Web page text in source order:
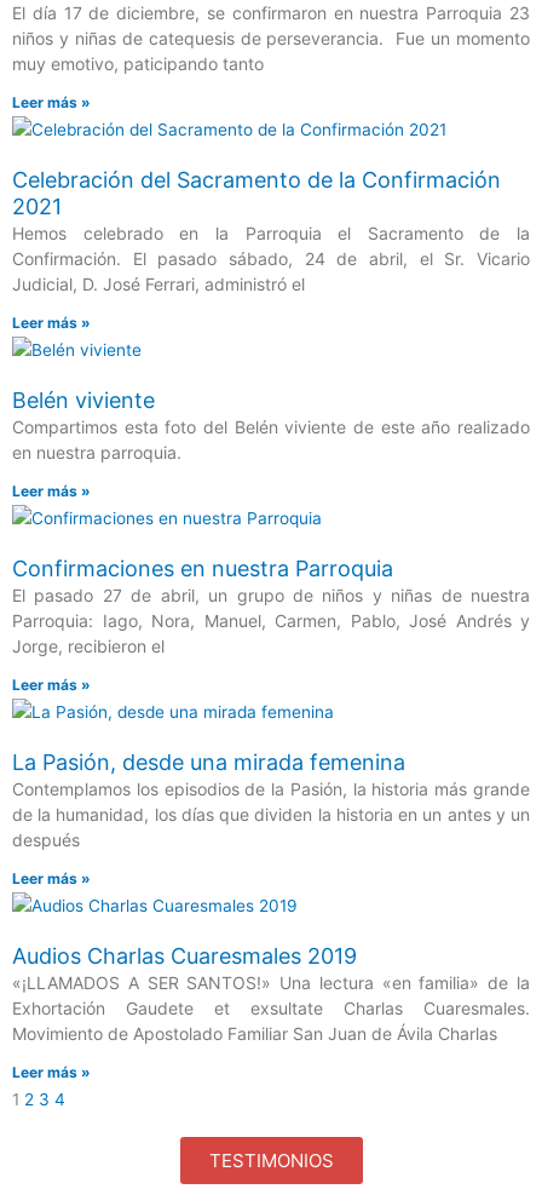
El día 17 de diciembre, se confirmaron en nuestra Parroquia 23
niños y niñas de catequesis de perseverancia. Fue un momento
muy emotivo, paticipando tanto
Leer más »
Celebración del Sacramento de la Confirmación
2021
Hemos celebrado en la Parroquia el Sacramento de la
Confirmación. El pasado sábado, 24 de abril, el Sr. Vicario
Judicial, D. José Ferrari, administró el
Leer más »
Belén viviente
Compartimos esta foto del Belén viviente de este año realizado
en nuestra parroquia.
Leer más »
Confirmaciones en nuestra Parroquia
El pasado 27 de abril, un grupo de niños y niñas de nuestra
Parroquia: Iago, Nora, Manuel, Carmen, Pablo, José Andrés y
Jorge, recibieron el
Leer más »
La Pasión, desde una mirada femenina
Contemplamos los episodios de la Pasión, la historia más grande
de la humanidad, los días que dividen la historia en un antes y un
después
Leer más »
Audios Charlas Cuaresmales 2019
«¡LLAMADOS A SER SANTOS!» Una lectura «en familia» de la
Exhortación Gaudete et exsultate Charlas Cuaresmales.
Movimiento de Apostolado Familiar San Juan de Ávila Charlas
Leer más »
1 2 3 4
TESTIMONIOS